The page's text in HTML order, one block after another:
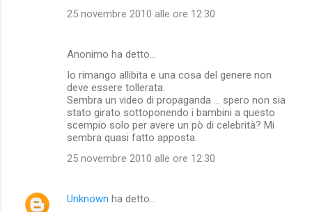
25 novembre 2010 alle ore 12:30
Anonimo ha detto…
Io rimango allibita e una cosa del genere non
deve essere tollerata.
Sembra un video di propaganda ... spero non sia
stato girato sottoponendo i bambini a questo
scempio solo per avere un pò di celebrità? Mi
sembra quasi fatto apposta.
25 novembre 2010 alle ore 12:30
Unknown ha detto…